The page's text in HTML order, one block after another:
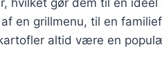
hvilket gør dem til en
en grillmenu, til en
altid være en